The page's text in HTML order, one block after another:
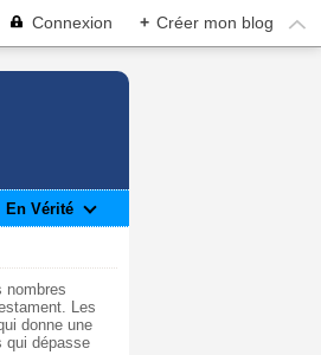
Connexion + Créer mon blog
En Vérité
nombres
Les
donne une
qui dépasse